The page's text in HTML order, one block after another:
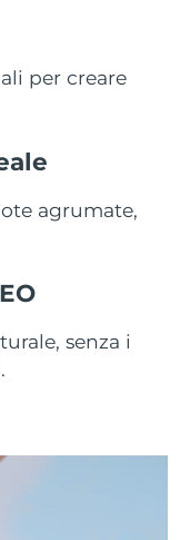
per creare
agrumate,
senza i
stimata
stimata
stimata8/10/26
stimata
stimata
stimata
stimata